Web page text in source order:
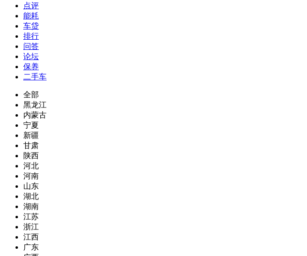
点评
能耗
车贷
排行
问答
论坛
保养
二手车
全部
黑龙江
内蒙古
宁夏
新疆
甘肃
陕西
河北
河南
山东
湖北
湖南
江苏
浙江
江西
广东